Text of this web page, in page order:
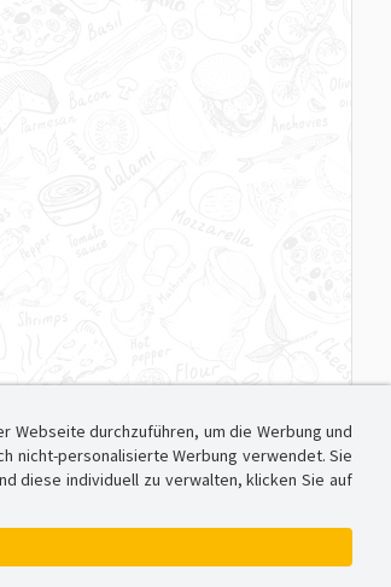
Webseite durchzuführen, um die Werbung und
nicht-personalisierte Werbung verwendet. Sie
diese individuell zu verwalten, klicken Sie auf